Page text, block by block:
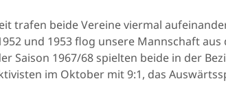
trafen beide Vereine viermal
und 1953 flog unsere Mannschaft aus
Saison 1967/68 spielten beide in der
im Oktober mit 9:1, das